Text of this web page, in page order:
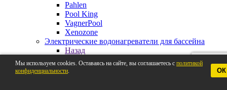
Pahlen
Pool King
VagnerPool
Xenozone
Электрические водонагреватели для бассейна
Назад
Электрические водонагреватели для
бассейна
Мы используем cookies. Оставаясь на сайте, вы соглашаетесь с политикой
конфиденциальности. ОК